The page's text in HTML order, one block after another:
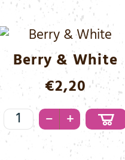
Berry & White
€2,20
Berry
&
White
– +